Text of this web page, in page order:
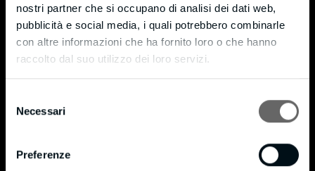
nostri partner che si occupano di analisi dei dati web,
pubblicità e social media, i quali potrebbero combinarle
con altre informazioni che ha fornito loro o che hanno
raccolto dal suo utilizzo dei loro servizi.
delNecessari
Preferenze
Fax +39 039 9205589
info@bmpianilavoro.it
VAT 01815240138
Cookie Policy
Certifications